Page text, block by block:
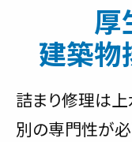
厚
建築物
詰まり修理は
別の専門性が必